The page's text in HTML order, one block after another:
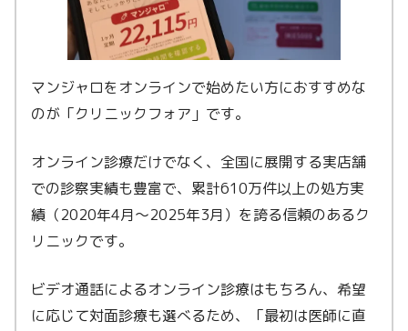
マンジャロをオンラインで始めたい方におすすめな
のが「クリニックフォア」です。
オンライン診療だけでなく、全国に展開する実店舗
での診察実績も豊富で、累計610万件以上の処方実
績（2020年4月〜2025年3月）を誇る信頼のあるク
リニックです。
ビデオ通話によるオンライン診療はもちろん、希望
に応じて対面診療も選べるため、「最初は医師に直